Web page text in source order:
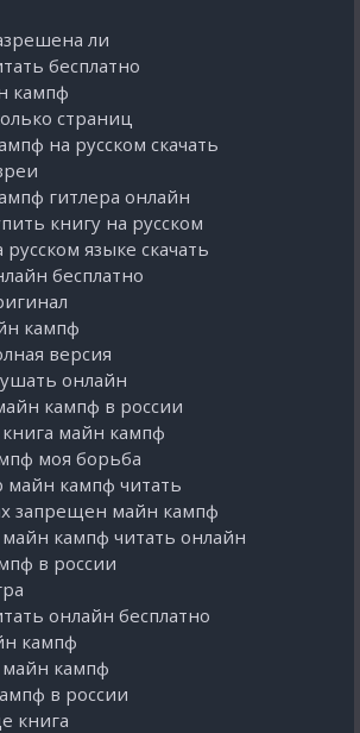
ли
бесплатно
кампф
страниц
на русском скачать
гитлера онлайн
книгу на русском
языке скачать
бесплатно
кампф
версия
онлайн
кампф в россии
майн кампф
моя борьба
майн кампф читать
запрещен майн кампф
кампф читать онлайн
в россии
онлайн бесплатно
кампф
кампф
в россии
книга